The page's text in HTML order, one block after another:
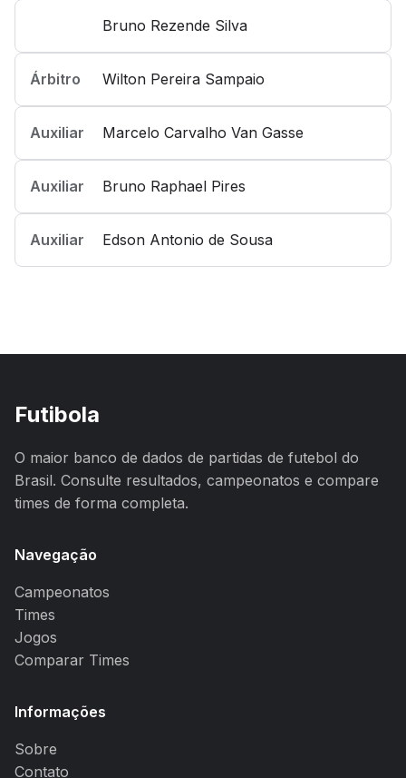
Bruno Rezende Silva
Árbitro Wilton Pereira Sampaio
Auxiliar Marcelo Carvalho Van Gasse
Auxiliar Bruno Raphael Pires
Auxiliar Edson Antonio de Sousa
Futibola
O maior banco de dados de partidas de futebol do
Brasil. Consulte resultados, campeonatos e compare
times de forma completa.
Navegação
Campeonatos
Times
Jogos
Comparar Times
Informações
Sobre
Contato